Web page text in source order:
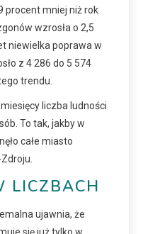
procent mniej niż rok
wzrosła o 2,5
niewielka poprawa w
z 4 286 do 5 574
trendu.
liczba ludności
To tak, jakby w
całe miasto
LICZBACH
ujawnia, że